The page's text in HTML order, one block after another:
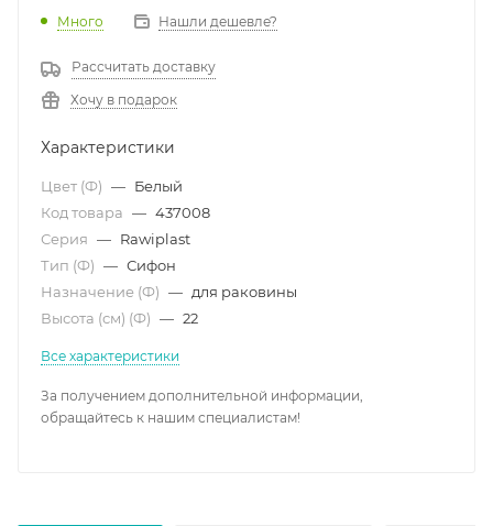
Много Нашли дешевле?
Рассчитать доставку
Хочу в подарок
Характеристики
Цвет (Ф) — Белый
Код товара — 437008
Серия — Rawiplast
Тип (Ф) — Сифон
Назначение (Ф) — для раковины
Высота (см) (Ф) — 22
Все характеристики
За получением дополнительной информации,
обращайтесь к нашим специалистам!